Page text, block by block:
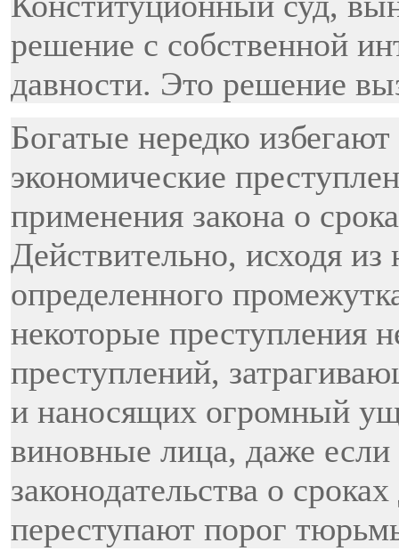
решение с собственной
давности. Это решение
Богатые нередко
экономические
применения закона о
Действительно, исходя
определенного
некоторые преступления
преступлений,
и наносящих огромный
виновные лица, даже
законодательства о
переступают порог